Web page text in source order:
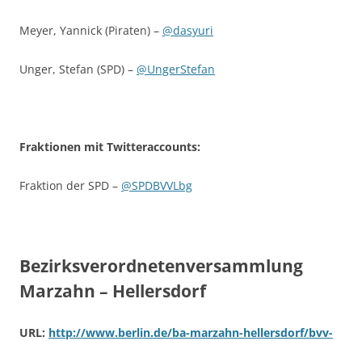
Meyer, Yannick (Piraten) – @dasyuri
Unger, Stefan (SPD) – @UngerStefan
Fraktionen mit Twitteraccounts:
Fraktion der SPD – @SPDBVVLbg
Bezirksverordnetenversammlung
Marzahn – Hellersdorf
URL: http://www.berlin.de/ba-marzahn-hellersdorf/bvv-